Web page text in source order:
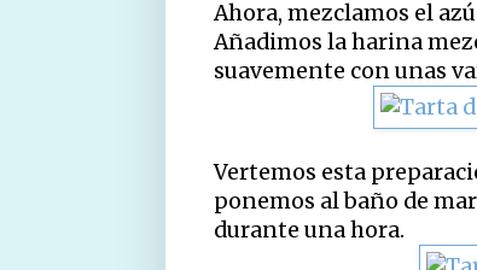
Ahora, mezclamos el
Añadimos la harina
suavemente con unas
Vertemos esta
ponemos al baño de
durante una hora.